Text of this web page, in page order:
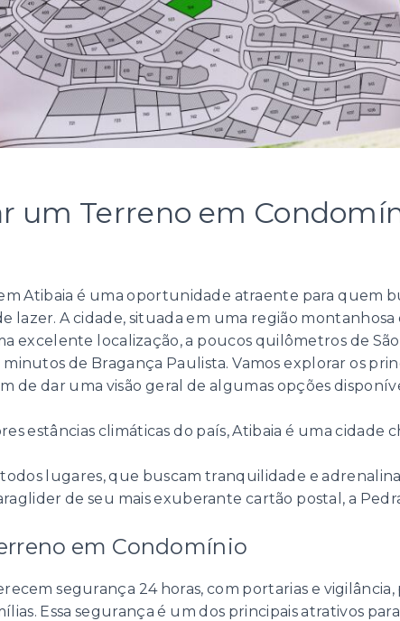
um Terreno em
Atibaia é uma oportunidade atraente para quem
lazer. A cidade, situada em uma região
excelente localização, a poucos quilômetros de
de Bragança Paulista. Vamos explorar os
de dar uma visão geral de algumas opções
estâncias climáticas do país, Atibaia é uma cidade
lugares, que buscam tranquilidade e
de seu mais exuberante cartão postal, a
em Condomínio
segurança 24 horas, com portarias e
Essa segurança é um dos principais atrativos